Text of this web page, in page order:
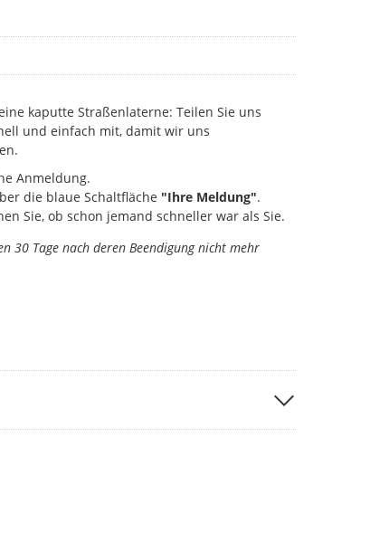
kaputte Straßenlaterne: Teilen Sie uns
und einfach mit, damit wir uns
Anmeldung.
die blaue Schaltfläche "Ihre Meldung".
Sie, ob schon jemand schneller war als Sie.
30 Tage nach deren Beendigung nicht mehr